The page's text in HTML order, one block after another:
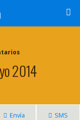
2014
Envía SMS